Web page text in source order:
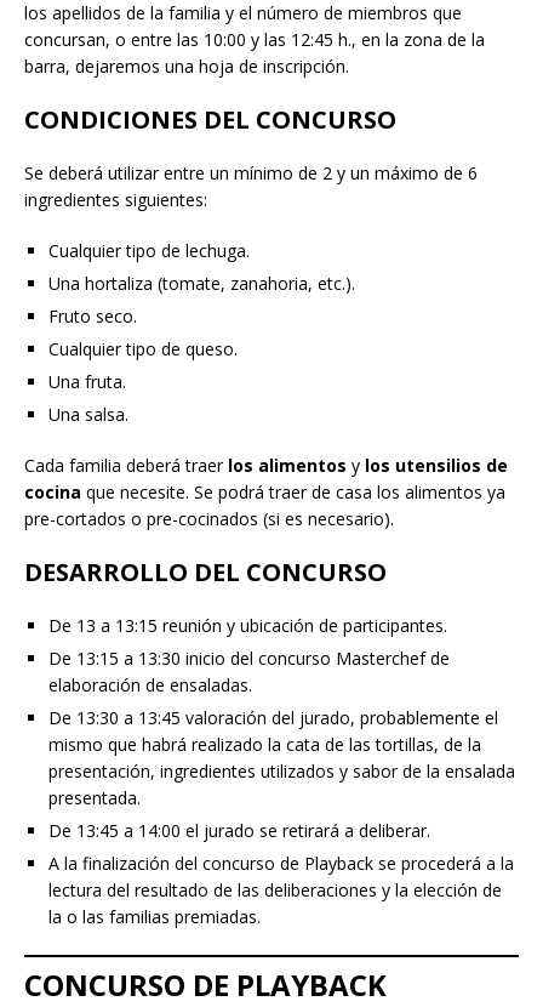
los apellidos de la familia y el número de miembros que
concursan, o entre las 10:00 y las 12:45 h., en la zona de la
barra, dejaremos una hoja de inscripción.
CONDICIONES DEL CONCURSO
Se deberá utilizar entre un mínimo de 2 y un máximo de 6
ingredientes siguientes:
Cualquier tipo de lechuga.
Una hortaliza (tomate, zanahoria, etc.).
Fruto seco.
Cualquier tipo de queso.
Una fruta.
Una salsa.
Cada familia deberá traer los alimentos y los utensilios de
cocina que necesite. Se podrá traer de casa los alimentos ya
pre-cortados o pre-cocinados (si es necesario).
DESARROLLO DEL CONCURSO
De 13 a 13:15 reunión y ubicación de participantes.
De 13:15 a 13:30 inicio del concurso Masterchef de
elaboración de ensaladas.
De 13:30 a 13:45 valoración del jurado, probablemente el
mismo que habrá realizado la cata de las tortillas, de la
presentación, ingredientes utilizados y sabor de la ensalada
presentada.
De 13:45 a 14:00 el jurado se retirará a deliberar.
A la finalización del concurso de Playback se procederá a la
lectura del resultado de las deliberaciones y la elección de
la o las familias premiadas.
CONCURSO DE PLAYBACK